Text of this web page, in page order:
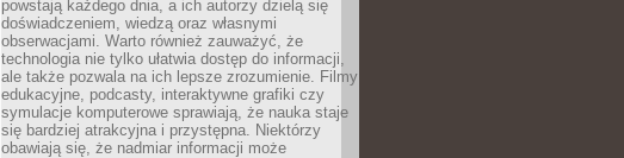
powstają każdego dnia, a ich autorzy dzielą się
doświadczeniem, wiedzą oraz własnymi
obserwacjami. Warto również zauważyć, że
technologia nie tylko ułatwia dostęp do informacji,
ale także pozwala na ich lepsze zrozumienie. Filmy
edukacyjne, podcasty, interaktywne grafiki czy
symulacje komputerowe sprawiają, że nauka staje
się bardziej atrakcyjna i przystępna. Niektórzy
obawiają się, że nadmiar informacji może